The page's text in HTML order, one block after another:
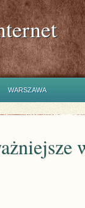
WARSZAWA